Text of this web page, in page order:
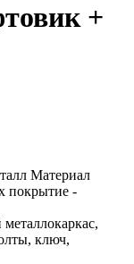
+
Материал
покрытие -
ключ,